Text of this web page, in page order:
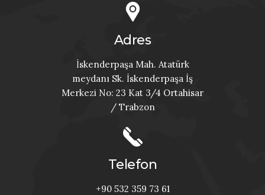
Adres
İskenderpaşa Mah. Atatürk
meydanı Sk. İskenderpaşa İş
Merkezi No: 23 Kat 3/4 Ortahisar
/ Trabzon
Telefon
+90 532 359 73 61